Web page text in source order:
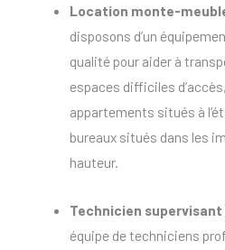
Location monte-
disposons d’un
qualité pour aider à
espaces difficiles
appartements situés à
bureaux situés dans les
hauteur.
Technicien
équipe de techniciens